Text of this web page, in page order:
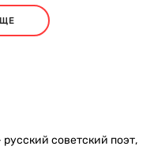
советский поэт,